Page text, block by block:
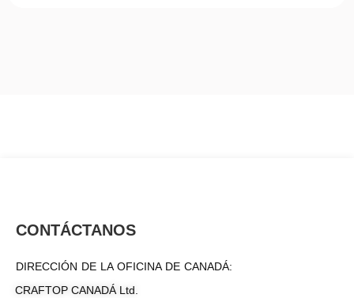
CONTÁCTANOS
DIRECCIÓN DE LA OFICINA DE CANADÁ:
CRAFTOP CANADÁ Ltd.